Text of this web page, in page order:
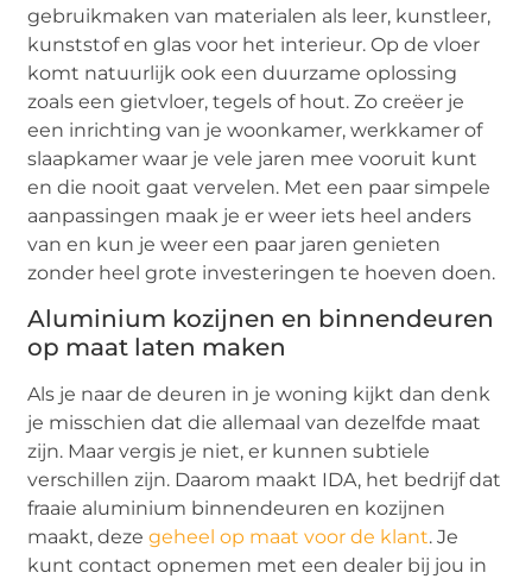
gebruikmaken van materialen als leer, kunstleer,
kunststof en glas voor het interieur. Op de vloer
komt natuurlijk ook een duurzame oplossing
zoals een gietvloer, tegels of hout. Zo creëer je
een inrichting van je woonkamer, werkkamer of
slaapkamer waar je vele jaren mee vooruit kunt
en die nooit gaat vervelen. Met een paar simpele
aanpassingen maak je er weer iets heel anders
van en kun je weer een paar jaren genieten
zonder heel grote investeringen te hoeven doen.
Aluminium kozijnen en binnendeuren
op maat laten maken
Als je naar de deuren in je woning kijkt dan denk
je misschien dat die allemaal van dezelfde maat
zijn. Maar vergis je niet, er kunnen subtiele
verschillen zijn. Daarom maakt IDA, het bedrijf dat
fraaie aluminium binnendeuren en kozijnen
maakt, dezegeheel op maat voor de klant. Je
kunt contact opnemen met een dealer bij jou in